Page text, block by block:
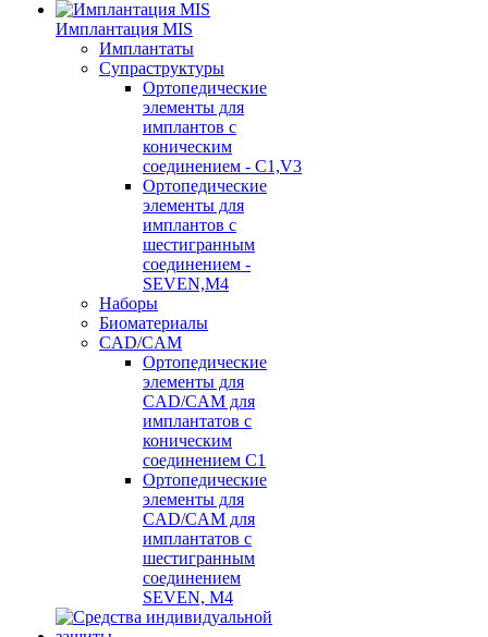
Имплантация MIS
Имплантаты
Супраструктуры
Ортопедические
элементы для
имплантов с
коническим
соединением - C1,V3
Ортопедические
элементы для
имплантов с
шестигранным
соединением -
SEVEN,M4
Наборы
Биоматериалы
CAD/CAM
Ортопедические
элементы для
CAD/CAM для
имплантатов с
коническим
соединением С1
Ортопедические
элементы для
CAD/CAM для
имплантатов с
шестигранным
соединением
SEVEN, М4